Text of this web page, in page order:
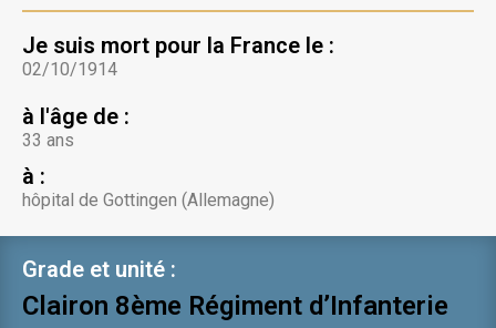
Je suis mort pour la France le :
02/10/1914
à l'âge de :
33 ans
à :
hôpital de Gottingen (Allemagne)
Grade et unité :
Clairon 8ème Régiment d’Infanterie